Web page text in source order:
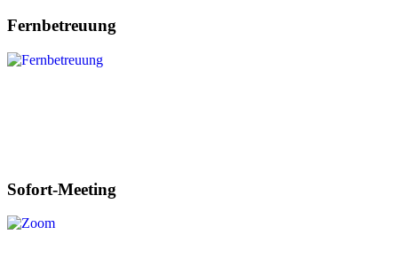
Fernbetreuung
Sofort-Meeting